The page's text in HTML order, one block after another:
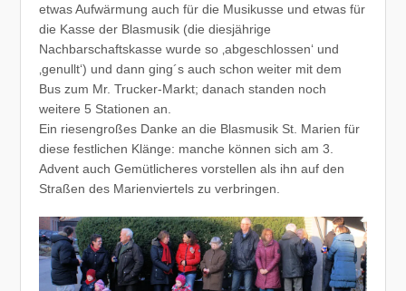
etwas Aufwärmung auch für die Musikusse und etwas für
die Kasse der Blasmusik (die diesjährige
Nachbarschaftskasse wurde so ‚abgeschlossen‘ und
‚genullt‘) und dann ging´s auch schon weiter mit dem
Bus zum Mr. Trucker-Markt; danach standen noch
weitere 5 Stationen an.
Ein riesengroßes Danke an die Blasmusik St. Marien für
diese festlichen Klänge: manche können sich am 3.
Advent auch Gemütlicheres vorstellen als ihn auf den
Straßen des Marienviertels zu verbringen.